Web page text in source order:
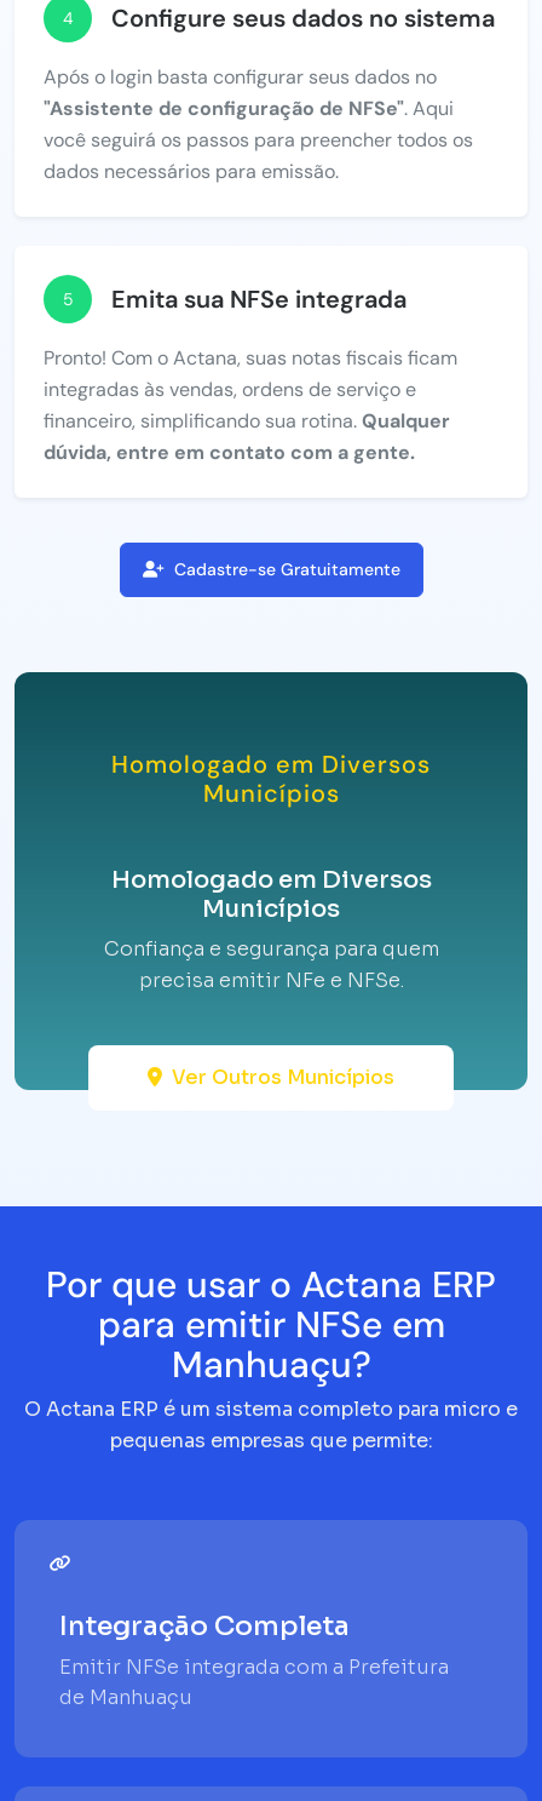
4 Configure seus dados no sistema
Após o login basta configurar seus dados no
"Assistente de configuração de NFSe". Aqui
você seguirá os passos para preencher todos os
dados necessários para emissão.
5 Emita sua NFSe integrada
Pronto! Com o Actana, suas notas fiscais ficam
integradas às vendas, ordens de serviço e
financeiro, simplificando sua rotina.Qualquer
dúvida, entre em contato com a gente.
Cadastre-se Gratuitamente
Homologado em Diversos
Municípios
Homologado em Diversos
Municípios
Confiança e segurança para quem
precisa emitir NFe e NFSe.
Ver Outros Municípios
Por que usar o Actana ERP
para emitir NFSe em
Manhuaçu?
O Actana ERP é um sistema completo para micro e
pequenas empresas que permite:
Integração Completa
Emitir NFSe integrada com a Prefeitura
de Manhuaçu